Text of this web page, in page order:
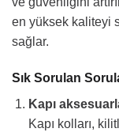
en yüksek kaliteyi
sağlar.
Sık Sorulan
Kapı
Kapı kolları,